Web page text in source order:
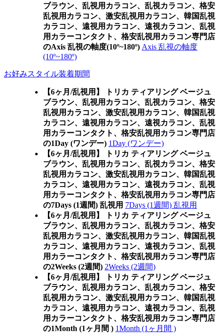
ブラウン、乱視用カラコン、乱視カラコン、格安
乱視用カラコン、激安乱視用カラコン、韓国乱視
カラコン、遠視用カラコン、遠視カラコン、乱視
用カラーコンタクト、格安乱視用カラコン専門店
のAxis 乱視の軸度(10º~180º) Axis 乱視の軸度
(10º~180º)
お好みスタイル装着期間
【6ヶ月/乱視用】 トリカ ティアリング ベージュ
ブラウン、乱視用カラコン、乱視カラコン、格安
乱視用カラコン、激安乱視用カラコン、韓国乱視
カラコン、遠視用カラコン、遠視カラコン、乱視
用カラーコンタクト、格安乱視用カラコン専門店
の1Day (ワンデー) 1Day (ワンデー)
【6ヶ月/乱視用】 トリカ ティアリング ベージュ
ブラウン、乱視用カラコン、乱視カラコン、格安
乱視用カラコン、激安乱視用カラコン、韓国乱視
カラコン、遠視用カラコン、遠視カラコン、乱視
用カラーコンタクト、格安乱視用カラコン専門店
の7Days (1週間) 乱視用 7Days (1週間) 乱視用
【6ヶ月/乱視用】 トリカ ティアリング ベージュ
ブラウン、乱視用カラコン、乱視カラコン、格安
乱視用カラコン、激安乱視用カラコン、韓国乱視
カラコン、遠視用カラコン、遠視カラコン、乱視
用カラーコンタクト、格安乱視用カラコン専門店
の2Weeks (2週間) 2Weeks (2週間)
【6ヶ月/乱視用】 トリカ ティアリング ベージュ
ブラウン、乱視用カラコン、乱視カラコン、格安
乱視用カラコン、激安乱視用カラコン、韓国乱視
カラコン、遠視用カラコン、遠視カラコン、乱視
用カラーコンタクト、格安乱視用カラコン専門店
の1Month (1ヶ月間 ) 1Month (1ヶ月間 )